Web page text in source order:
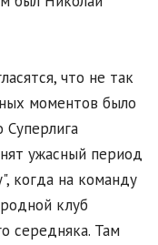
что не так
моментов было
Суперлига
ужасный период
когда на команду
клуб
середняка. Там